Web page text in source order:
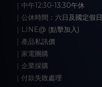
｜中午12:30-13:30午休
｜公休時間：六日及國定假日
｜LINE@ (點擊加入)
｜產品私訊價
｜家電團購
｜企業採購
｜付款失敗處理